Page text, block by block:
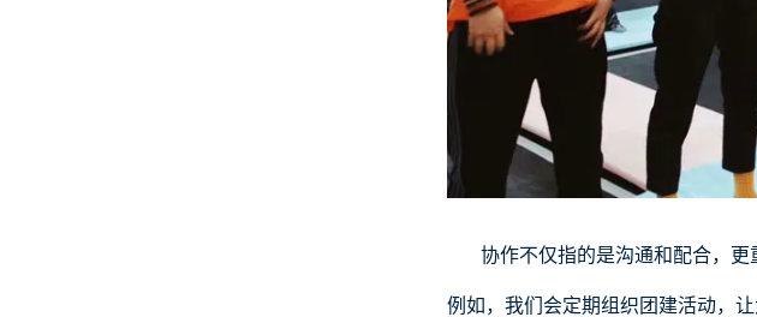
协作不仅指的是沟通和配合，更
例如，我们会定期组织团建活动，